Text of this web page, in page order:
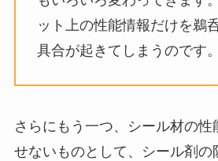
ット上の性能情報だけを鵜
具合が起きてしまうのです。
さらにもう一つ、シール材の性
せないものとして、シール剤の